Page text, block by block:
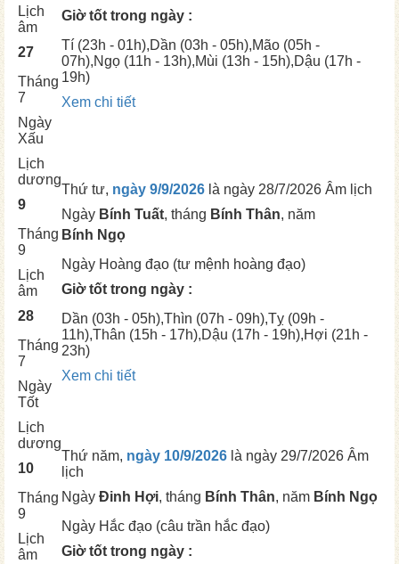
Lịch
âm
27
Tháng
7
Ngày
Xấu
Giờ tốt trong ngày :
Tí (23h - 01h),Dần (03h - 05h),Mão (05h -
07h),Ngọ (11h - 13h),Mùi (13h - 15h),Dậu (17h -
19h)
Xem chi tiết
Lịch
dương
9
Tháng
9
Lịch
âm
28
Tháng
7
Ngày
Tốt
Thứ tư, ngày 9/9/2026 là ngày 28/7/2026 Âm lịch
Ngày Bính Tuất, tháng Bính Thân, năm
Bính Ngọ
Ngày Hoàng đạo (tư mệnh hoàng đạo)
Giờ tốt trong ngày :
Dần (03h - 05h),Thìn (07h - 09h),Tỵ (09h -
11h),Thân (15h - 17h),Dậu (17h - 19h),Hợi (21h -
23h)
Xem chi tiết
Lịch
dương
10
Tháng
9
Lịch
âm
Thứ năm, ngày 10/9/2026 là ngày 29/7/2026 Âm
lịch
Ngày Đinh Hợi, tháng Bính Thân, năm Bính Ngọ
Ngày Hắc đạo (câu trần hắc đạo)
Giờ tốt trong ngày :